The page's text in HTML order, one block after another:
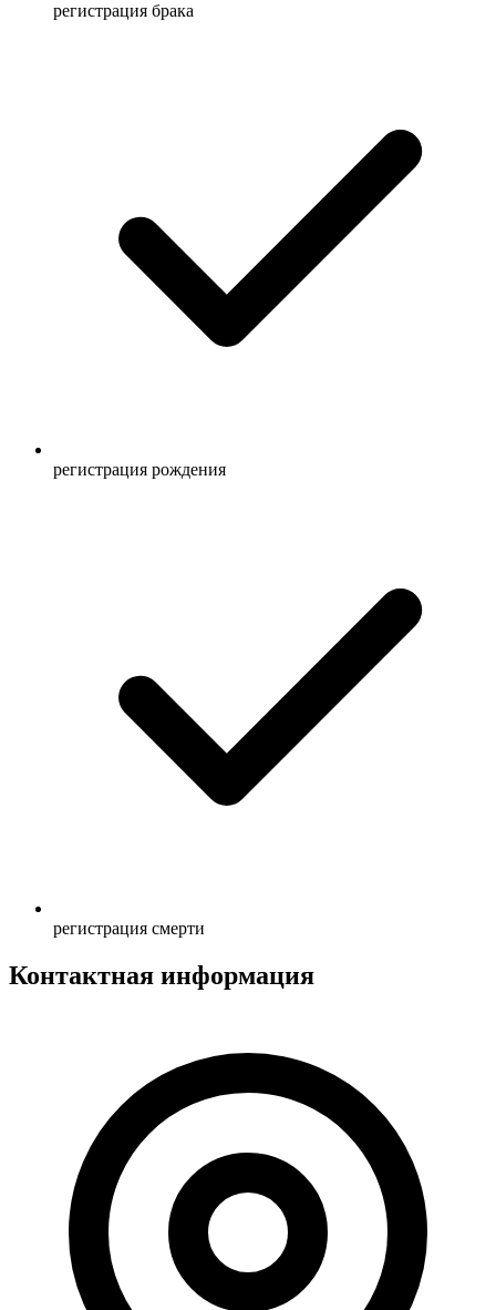
регистрация брака
регистрация рождения
регистрация смерти
Контактная информация